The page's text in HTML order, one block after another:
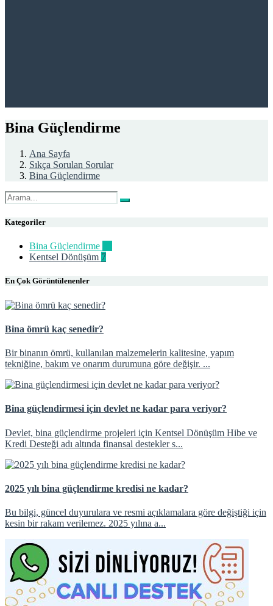
Bina Güçlendirme
Ana Sayfa
Sıkça Sorulan Sorular
Bina Güçlendirme
Kategoriler
Bina Güçlendirme
Kentsel Dönüşüm 7
En Çok Görüntülenenler
Bina ömrü kaç senedir?
Bir binanın ömrü, kullanılan malzemelerin kalitesine, yapım
tekniğine, bakım ve onarım durumuna göre değişir. ...
Bina güçlendirmesi için devlet ne kadar para veriyor?
Devlet, bina güçlendirme projeleri için Kentsel Dönüşüm Hibe ve
Kredi Desteği adı altında finansal destekler s...
2025 yılı bina güçlendirme kredisi ne kadar?
Bu bilgi, güncel duyurulara ve resmi açıklamalara göre değiştiği için
kesin bir rakam verilemez. 2025 yılına a...